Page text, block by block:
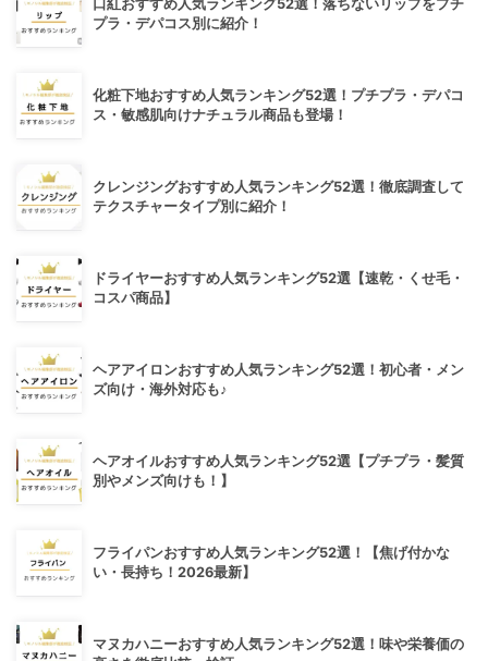
口紅おすすめ人気ランキング52選！落ちないリップをプチ
プラ・デパコス別に紹介！
化粧下地おすすめ人気ランキング52選！プチプラ・デパコ
ス・敏感肌向けナチュラル商品も登場！
クレンジングおすすめ人気ランキング52選！徹底調査して
テクスチャータイプ別に紹介！
ドライヤーおすすめ人気ランキング52選【速乾・くせ毛・
コスパ商品】
ヘアアイロンおすすめ人気ランキング52選！初心者・メン
ズ向け・海外対応も♪
ヘアオイルおすすめ人気ランキング52選【プチプラ・髪質
別やメンズ向けも！】
フライパンおすすめ人気ランキング52選！【焦げ付かな
い・長持ち！2026最新】
マヌカハニーおすすめ人気ランキング52選！味や栄養価の